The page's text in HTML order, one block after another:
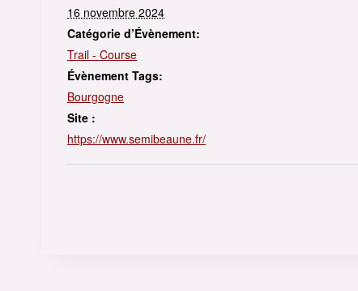
16 novembre 2024
Catégorie d’Évènement:
Trail - Course
Évènement Tags:
Bourgogne
Site :
https://www.semibeaune.fr/